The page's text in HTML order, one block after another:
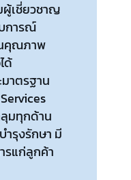
เชี่ยวชาญ
การณ์
นคุณภาพ
ด้
าตรฐาน
มทุกด้าน
รุงรักษา มี
รแก่ลูกค้า